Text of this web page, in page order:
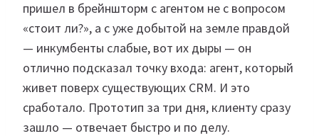
пришел в брейншторм с агентом не с вопросом
«стоит ли?», а с уже добытой на земле правдой
— инкумбенты слабые, вот их дыры — он
отлично подсказал точку входа: агент, который
живет поверх существующих CRM. И это
сработало. Прототип за три дня, клиенту сразу
зашло — отвечает быстро и по делу.